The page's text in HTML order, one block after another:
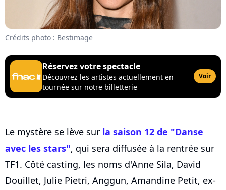
Crédits photo : Bestimage
Réservez votre spectacle
Découvrez les artistes actuellement en
tournée sur notre billetterie
Voir
Le mystère se lève sur la saison 12 de "Danse
avec les stars", qui sera diffusée à la rentrée sur
TF1. Côté casting, les noms d'Anne Sila, David
Douillet, Julie Pietri, Anggun, Amandine Petit, ex-